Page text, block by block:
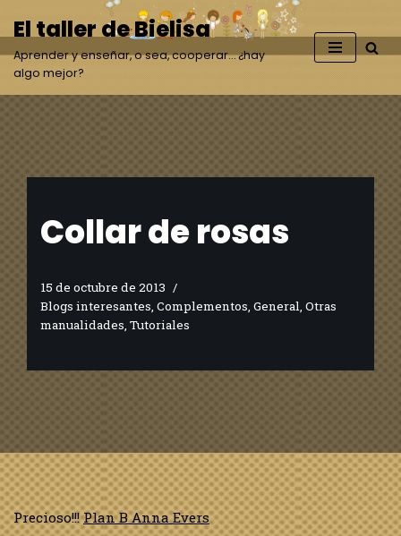
Saltar
al
contenido
El taller de Bielisa
Aprender y enseñar, o sea, cooperar… ¿hay
algo mejor?
Collar de rosas
15 de octubre de 2013
Blogs interesantes, Complementos, General, Otras
manualidades, Tutoriales
Precioso!!!Plan B Anna Evers